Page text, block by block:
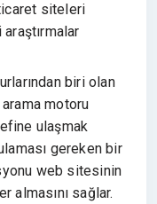
siteleri
biri olan
motoru
ulaşmak
gereken bir
web sitesinin
almasını sağlar.